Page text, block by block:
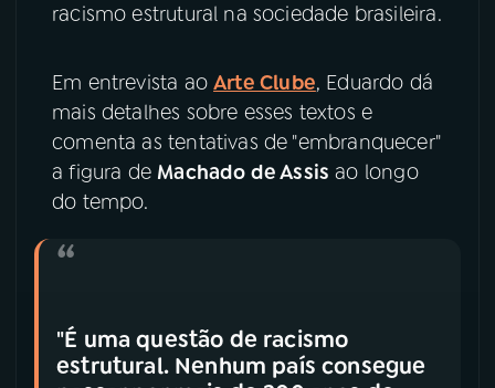
racismo estrutural na sociedade brasileira.
Em entrevista aoArte Clube, Eduardo dá
mais detalhes sobre esses textos e
comenta as tentativas de "embranquecer"
a figura de Machado de Assis ao longo
do tempo.
"É uma questão de racismo
estrutural. Nenhum país consegue